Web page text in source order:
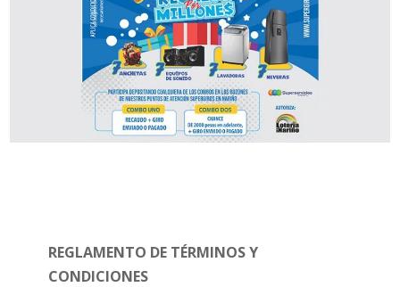
REGLAMENTO DE TÉRMINOS Y
CONDICIONES